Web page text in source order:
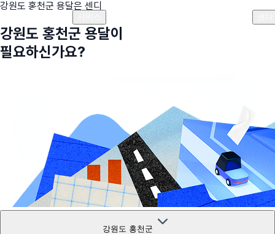
강원도 홍천군 용달은 센디
강원도 홍천군 용달이
필요하신가요?
강원도 홍천군